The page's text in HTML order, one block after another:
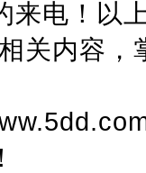
来电！以
关内容，